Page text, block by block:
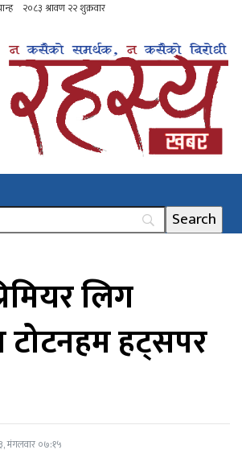
लिग
हट्सपर
मंगलवार ०७:१५